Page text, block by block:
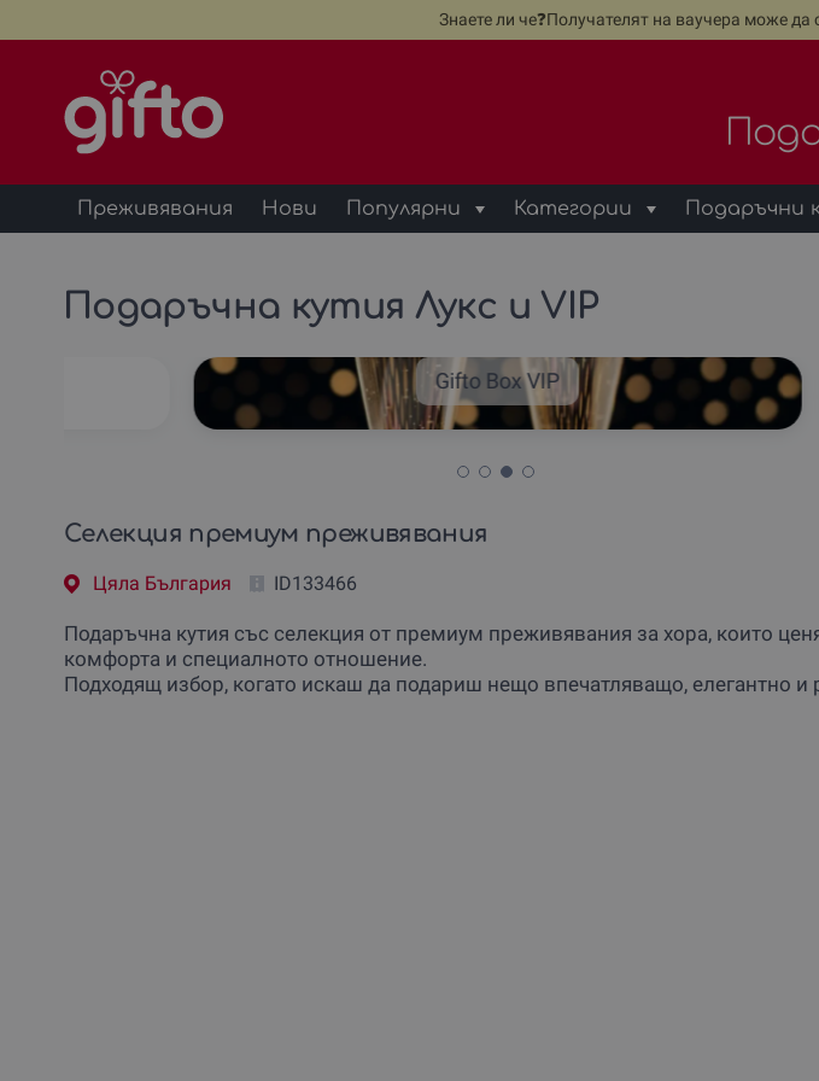
Знаете ли че❓Получателят на ваучера може
Преживявания Нови Популярни Категории Подаръчни
Подаръчна кутия Лукс и VIP
Gifto Box VIP
Селекция премиум преживявания
Цяла България ID133466
Подаръчна кутия със селекция от премиум преживявания за хора, които
комфорта и специалното отношение.
Подходящ избор, когато искаш да подариш нещо впечатляващо, елегантно и